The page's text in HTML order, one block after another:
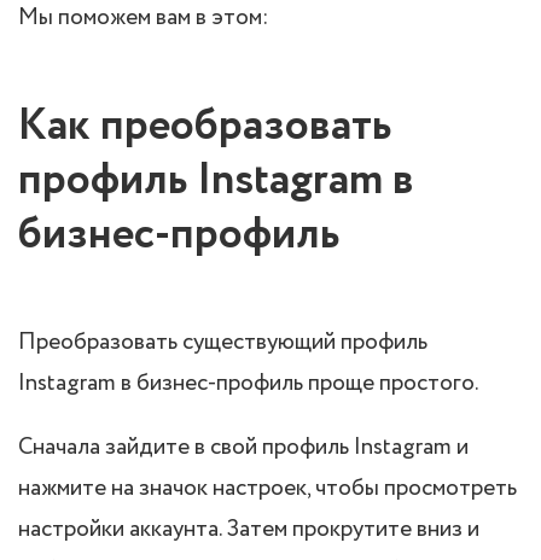
Мы поможем вам в этом:
Как преобразовать
профиль Instagram в
бизнес-профиль
Преобразовать существующий профиль
Instagram в бизнес-профиль проще простого.
Сначала зайдите в свой профиль Instagram и
нажмите на значок настроек, чтобы просмотреть
настройки аккаунта. Затем прокрутите вниз и